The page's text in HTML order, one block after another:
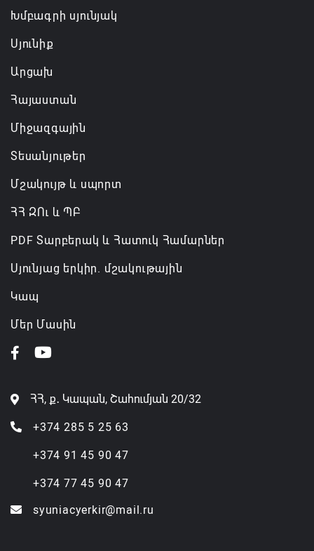
Խմբագրի սյունյակ
Սյունիք
Արցախ
Հայաստան
Միջազգային
Տեսանյութեր
Մշակույթ և սպորտ
ՀՀ ԶՈւ և ՊԲ
PDF Տարբերակ և Հատուկ Համարներ
Սյունյաց երկիր. մշակութային
Կապ
Մեր Մասին
ՀՀ, ք․ Կապան, Շահումյան 20/32
+374 285 5 25 63
+374 91 45 90 47
+374 77 45 90 47
syuniacyerkir@mail.ru